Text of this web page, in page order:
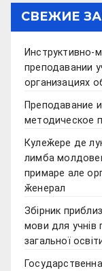
СВЕЖИЕ
Инструктивно-
преподавании
организациях
Преподавание
методическое
Кулеӂере де
лимба
примаре але
ӂенерал
Збірник
мови для учнів
загальної